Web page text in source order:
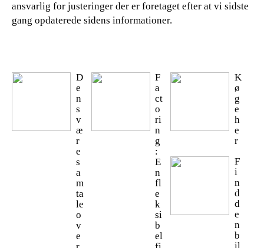
ansvarlig for justeringer der er foretaget efter at vi sidste
gang opdaterede sidens informationer.
D
e
n
s
v
æ
r
e
s
a
m
ta
le
o
v
e
F
a
ct
o
ri
n
g
:
E
n
fl
e
k
si
b
el
K
ø
g
e
h
e
r
F
i
n
d
d
e
n
b